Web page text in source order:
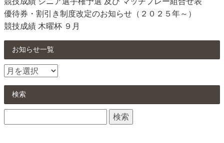
優待券・割引き制度改定のお知らせ（２０２５年～）
競技成績 木曜杯 ９月
お知らせ一覧
お
せ
検索
索: